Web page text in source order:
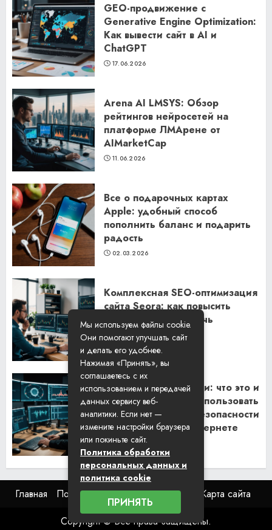
GEO-продвижение с
Generative Engine Optimization:
Как вывести сайт в AI и
ChatGPT
17.06.2026
Arena AI LMSYS: Обзор
рейтингов нейросетей на
платформе ЛМАрене от
AIMarketCap
11.06.2026
Все о подарочных картах
Apple: удобный способ
пополнить баланс и подарить
радость
02.03.2026
Комплексная SEO-оптимизация
сайта Seora: как повысить
видимость и привлечь
клиентов
06.02.2026
Резидентские прокси: что это и
как их правильно использовать
для обеспечения безопасности
и анонимности в интернете
29.01.2026
Главная Пользовательское соглашение
Карта сайта
Copyright © Все права защищены.
Мы используем файлы cookie.
Они помогают улучшать сайт
и делать его удобнее.
Нажимая «Принять», вы
соглашаетесь с их
использованием и передачей
данных сервису веб-
аналитики. Если нет —
измените настройки браузера
или покиньте сайт.
Политика обработки
персональных данных и
политика cookie
ПРИНЯТЬ